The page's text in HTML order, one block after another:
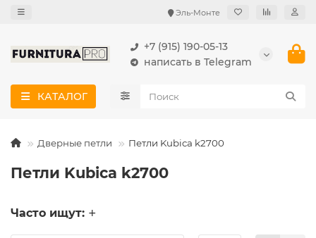
Эль-Монте
+7 (915) 190-05-13
написать в Telegram
КАТАЛОГ
Дверные петли Петли Kubica k2700
Петли Kubica k2700
Часто ищут: